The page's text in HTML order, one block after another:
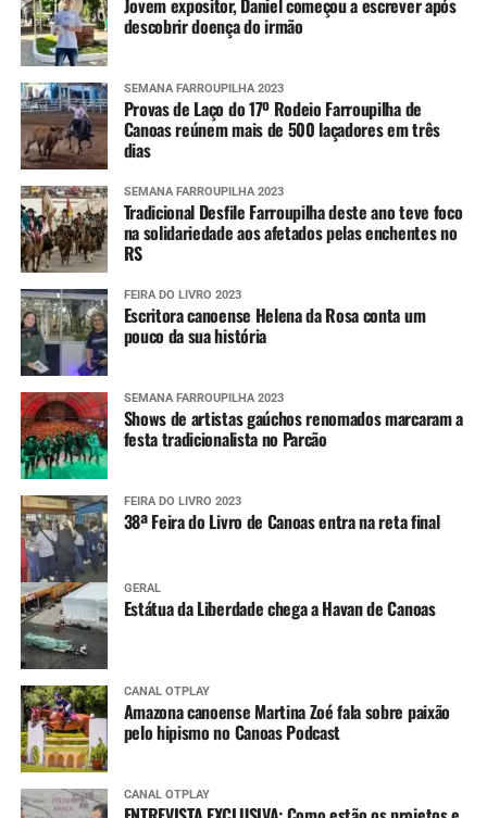
descobrir doença do irmão
SEMANA FARROUPILHA 2023
Provas de Laço do 17º Rodeio Farroupilha de
Canoas reúnem mais de 500 laçadores em três
dias
SEMANA FARROUPILHA 2023
Tradicional Desfile Farroupilha deste ano teve foco
na solidariedade aos afetados pelas enchentes no
RS
FEIRA DO LIVRO 2023
Escritora canoense Helena da Rosa conta um
pouco da sua história
SEMANA FARROUPILHA 2023
Shows de artistas gaúchos renomados marcaram a
festa tradicionalista no Parcão
FEIRA DO LIVRO 2023
38ª Feira do Livro de Canoas entra na reta final
GERAL
Estátua da Liberdade chega a Havan de Canoas
CANAL OTPLAY
Amazona canoense Martina Zoé fala sobre paixão
pelo hipismo no Canoas Podcast
CANAL OTPLAY